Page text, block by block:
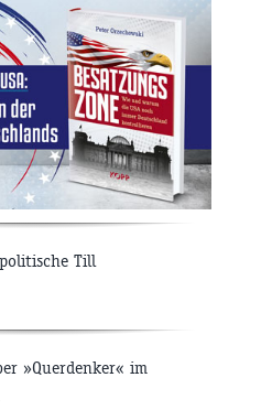
Till
»Querdenker« im